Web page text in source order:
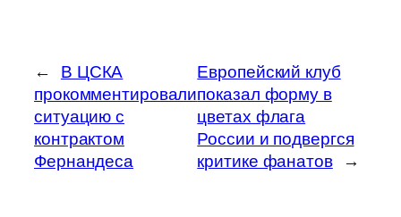
←
В ЦСКА
прокомментировали
ситуацию с
контрактом
Фернандеса
Европейский клуб
показал форму в
цветах флага
России и подвергся
критике фанатов
→